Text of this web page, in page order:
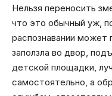
Нельзя переносить
что это обычный уж,
распознавании может
заползла во двор,
детской площадки,
самостоятельно, а